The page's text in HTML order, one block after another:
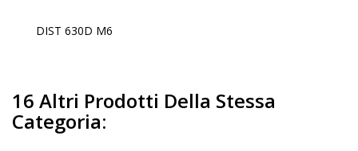
DIST 630D M6
16 Altri Prodotti Della Stessa
Categoria: